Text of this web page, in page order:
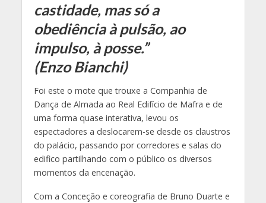
castidade, mas só a
obediência à pulsão, ao
impulso, à posse.”
(Enzo Bianchi)
Foi este o mote que trouxe a Companhia de
Dança de Almada ao Real Edifício de Mafra e de
uma forma quase interativa, levou os
espectadores a deslocarem-se desde os claustros
do palácio, passando por corredores e salas do
edifico partilhando com o público os diversos
momentos da encenação.
Com a Conceção e coreografia de Bruno Duarte e